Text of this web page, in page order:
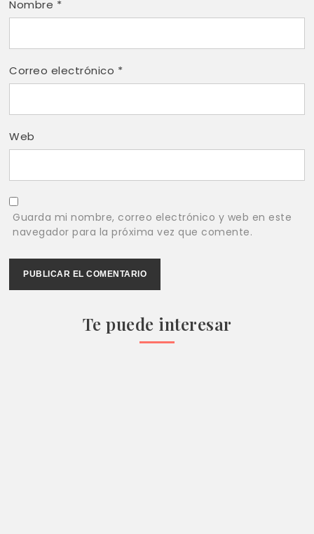
Nombre *
Correo electrónico *
Web
Guarda mi nombre, correo electrónico y web en este
navegador para la próxima vez que comente.
Te puede interesar